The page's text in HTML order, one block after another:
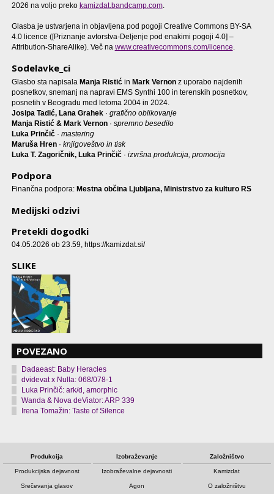
2026 na voljo preko kamizdat.bandcamp.com.
Glasba je ustvarjena in objavljena pod pogoji Creative Commons BY-SA
4.0 licence ([Priznanje avtorstva-Deljenje pod enakimi pogoji 4.0] –
Attribution-ShareAlike). Več na www.creativecommons.com/licence.
Sodelavke_ci
Glasbo sta napisala Manja Ristićin Mark Vernonz uporabo najdenih
posnetkov, snemanj na napravi EMS Synthi 100 in terenskih posnetkov,
posnetih v Beogradu med letoma 2004 in 2024.
Josipa Tadić, Lana Grahek· grafično oblikovanje
Manja Ristić & Mark Vernon· spremno besedilo
Luka Prinčič· mastering
Maruša Hren· knjigoveštvo in tisk
Luka T. Zagoričnik, Luka Prinčič· izvršna produkcija, promocija
Podpora
Finančna podpora: Mestna občina Ljubljana, Ministrstvo za kulturo RS
Medijski odzivi
Pretekli dogodki
04.05.2026 ob 23.59, https://kamizdat.si/
SLIKE
POVEZANO
Dadaeast: Baby Heracles
dvidevat x Nulla: 068/078-1
Luka Prinčič: ark/d, amorphic
Wanda & Nova deViator: ARP 339
Irena Tomažin: Taste of Silence
Produkcija
Produkcijska dejavnost
Srečevanja glasov
Izobraževanje
Izobraževalne dejavnosti
Agon
Založništvo
Kamizdat
O založništvu